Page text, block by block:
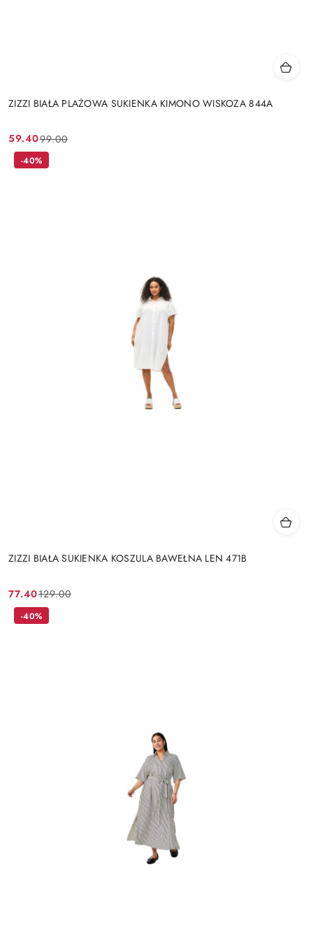
ZIZZI BIAŁA PLAŻOWA SUKIENKA KIMONO WISKOZA 844A
Cena
promocyjna:
59.40
Cena
przed
99.00
ZIZZI BIAŁA SUKIENKA KOSZULA BAWEŁNA LEN 471B
Cena
promocyjna:
77.40
Cena
przed
129.00
-40%
-40%